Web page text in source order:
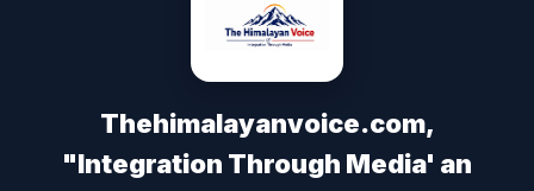
Thehimalayanvoice.com,
"Integration Through Media' an